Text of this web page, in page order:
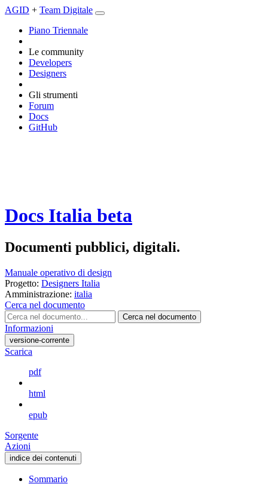
AGID + Team Digitale
Piano Triennale
Le community
Developers
Designers
Gli strumenti
Forum
Docs
GitHub
Docs Italia beta
Documenti pubblici, digitali.
Manuale operativo di design
Progetto: Designers Italia
Amministrazione: italia
Cerca nel documento
Cerca nel documento
Informazioni
versione-corrente
Scarica
pdf
html
epub
Sorgente
Azioni
indice dei contenuti
Sommario